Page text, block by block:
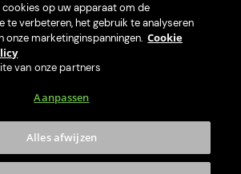
Pack biertap PerfectDraft Black x Goose Island IPA + 2 Goose Island glazen 199,00
€
machine
op uw apparaat om de
te verbeteren, het gebruik te analyseren
onze marketinginspanningen. Cookie
van onze partners
Aanpassen
Alles afwijzen